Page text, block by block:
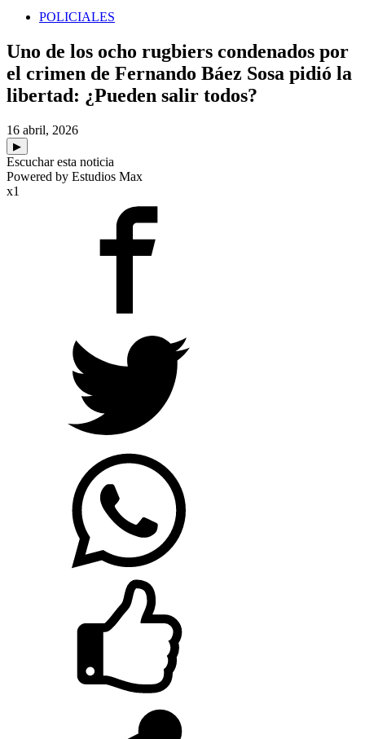
POLICIALES
Uno de los ocho rugbiers condenados por
el crimen de Fernando Báez Sosa pidió la
libertad: ¿Pueden salir todos?
16 abril, 2026
▶
Escuchar esta noticia
Powered by Estudios Max
x1